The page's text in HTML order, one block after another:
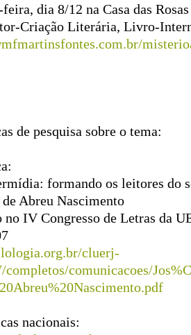
dia 8/12 na Casa das
Criação Literária, Livro-
de pesquisa sobre o tema:
formando os leitores do
Abreu Nascimento
no IV Congresso de Letras da
cluerj-
comunicacoes/
nacionais: